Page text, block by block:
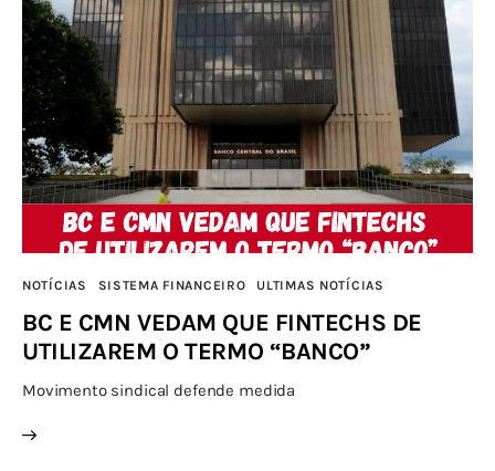
NOTÍCIAS SISTEMA FINANCEIRO ULTIMAS NOTÍCIAS
BC E CMN VEDAM QUE FINTECHS DE
UTILIZAREM O TERMO “BANCO”
Movimento sindical defende medida